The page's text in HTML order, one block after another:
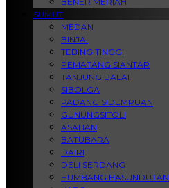
SUMUT
MEDAN
BINJAI
TEBING TINGGI
PEMATANG SIANTAR
TANJUNG BALAI
SIBOLGA
PADANG SIDEMPUAN
GUNUNGSITOLI
ASAHAN
BATUBARA
DAIRI
DELI SERDANG
HUMBANG HASUNDUTAN